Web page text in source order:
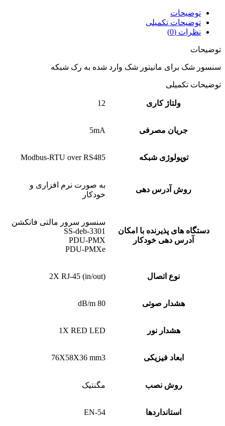
توضیحات
توضیحات تکمیلی
نظرات (0)
توضیحات
سنسور شک برای مانیتور شک وارد شده به رک شبکه
توضیحات تکمیلی
ولتاژ کاری 12
جریان مصرفی 5mA
توپولوژی شبکه Modbus-RTU over RS485
روش آدرس دهی
به صورت نرم افزاری و
خودکار
دستگاه های پذیرنده با امکان
آدرس دهی خودکار
سنسور سرور مالتی فانکشن
SS-deb-3301
PDU-PMX
PDU-PMXe
نوع اتصال 2X RJ-45 (in/out)
هشدار صوتی 80 dB/m
هشدار نور 1X RED LED
ابعاد فیزیکی 76X58X36 mm3
روش نصب مگنتیک
استانداردها EN-54